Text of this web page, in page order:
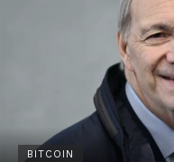
BITCOIN